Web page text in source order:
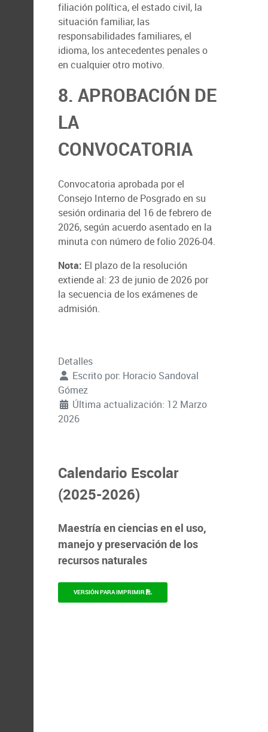
filiación política, el estado civil, la
situación familiar, las
responsabilidades familiares, el
idioma, los antecedentes penales o
en cualquier otro motivo.
8. APROBACIÓN DE
LA
CONVOCATORIA
Convocatoria aprobada por el
Consejo Interno de Posgrado en su
sesión ordinaria del 16 de febrero de
2026, según acuerdo asentado en la
minuta con número de folio 2026-04.
Nota: El plazo de la resolución
extiende al: 23 de junio de 2026 por
la secuencia de los exámenes de
admisión.
Detalles
Escrito por: Horacio Sandoval
Gómez
Última actualización: 12 Marzo
2026
Calendario Escolar
(2025-2026)
Maestría en ciencias en el uso,
manejo y preservación de los
recursos naturales
VERSIÓN PARA IMPRIMIR